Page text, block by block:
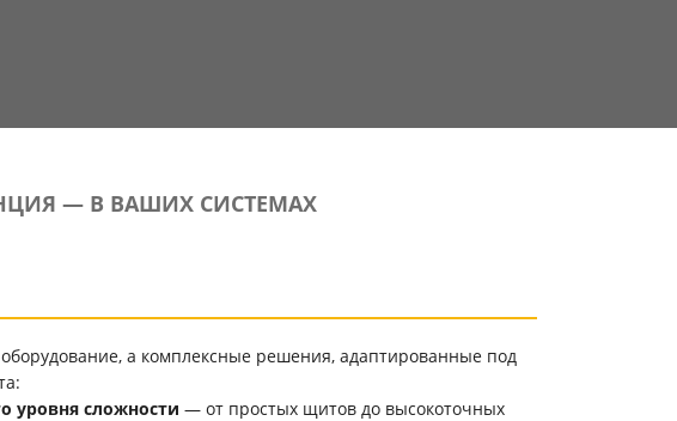
— В ВАШИХ СИСТЕМАХ
а комплексные решения, адаптированные под
уровня сложности — от простых щитов до высокоточных